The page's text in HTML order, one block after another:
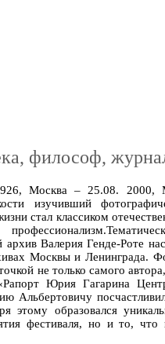
философ,
Москва – 25.08. 2000,
изучивший
стал классиком
Валерия Генде-Роте
Москвы и Ленинграда.
не только самого
Юрия Гагарина
Альбертовичу
этому образовался
фестиваля, но и то, что